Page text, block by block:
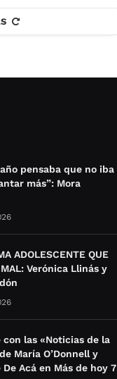
pensaba que no iba
más”: Mora
ADOLESCENTE QUE
MAL: Verónica Llinás y
las «Noticias de la
María O’Donnell y
Acá en Más de hoy 7